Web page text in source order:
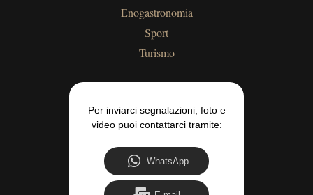
Enogastronomia
Sport
Turismo
Per inviarci segnalazioni, foto e
video puoi contattarci tramite:
WhatsApp